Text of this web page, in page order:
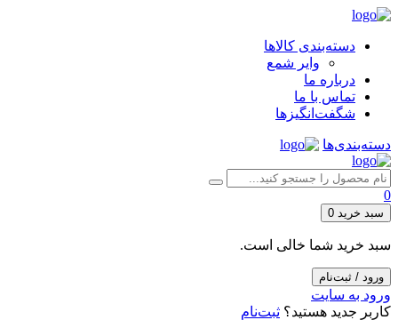
دسته‌بندی کالاها
وایر شمع
درباره ما
تماس با ما
شگفت‌انگیزها
دسته‌بندی‌ها
0
سبد خرید 0
سبد خرید شما خالی است.
ورود / ثبت‌نام
ورود به سایت
کاربر جدید هستید؟ ثبت‌نام